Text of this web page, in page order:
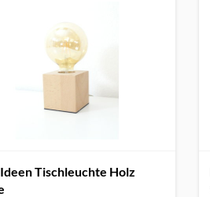
Tischleuchte Holz